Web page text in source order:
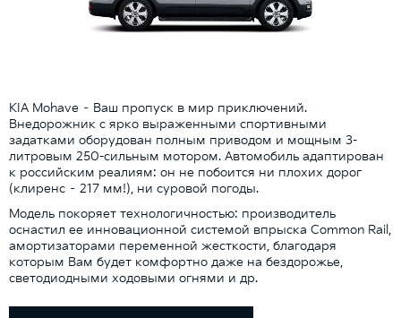
KIA Mohave – Ваш пропуск в мир приключений.
Внедорожник с ярко выраженными спортивными
задатками оборудован полным приводом и мощным 3-
литровым 250-сильным мотором. Автомобиль адаптирован
к российским реалиям: он не побоится ни плохих дорог
(клиренс – 217 мм!), ни суровой погоды.
Модель покоряет технологичностью: производитель
оснастил ее инновационной системой впрыска Common Rail,
амортизаторами переменной жесткости, благодаря
которым Вам будет комфортно даже на бездорожье,
светодиодными ходовыми огнями и др.